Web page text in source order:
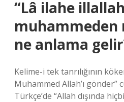
“Lâ ilahe illallah
muhammeden
ne anlama
Kelime-i tek tanrılığının
Muhammed Allah’ı
Türkçe’de “Allah dışında